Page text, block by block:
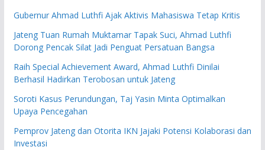
Gubernur Ahmad Luthfi Ajak Aktivis Mahasiswa Tetap Kritis
Jateng Tuan Rumah Muktamar Tapak Suci, Ahmad Luthfi
Dorong Pencak Silat Jadi Penguat Persatuan Bangsa
Raih Special Achievement Award, Ahmad Luthfi Dinilai
Berhasil Hadirkan Terobosan untuk Jateng
Soroti Kasus Perundungan, Taj Yasin Minta Optimalkan
Upaya Pencegahan
Pemprov Jateng dan Otorita IKN Jajaki Potensi Kolaborasi dan
Investasi